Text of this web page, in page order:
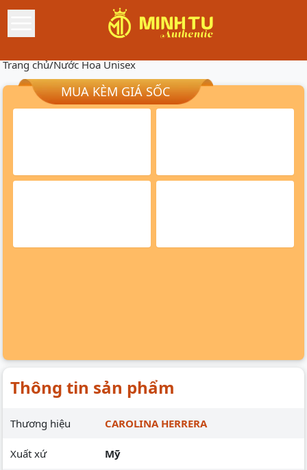
Trang chủ/Nước Hoa Unisex
MUA KÈM GIÁ SỐC
Thông tin sản phẩm
Thương hiệu CAROLINA HERRERA
Xuất xứ Mỹ